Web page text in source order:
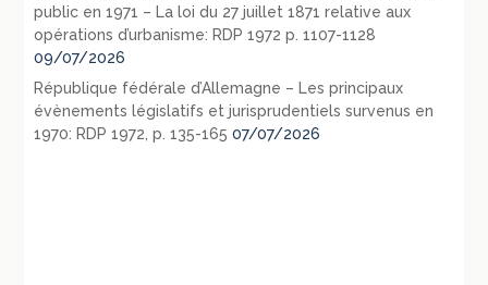
public en 1971 – La loi du 27 juillet 1871 relative aux
opérations d’urbanisme: RDP 1972 p. 1107-1128
09/07/2026
République fédérale d’Allemagne – Les principaux
évènements législatifs et jurisprudentiels survenus en
1970: RDP 1972, p. 135-165 07/07/2026